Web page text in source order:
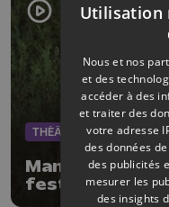
THÉÂTRE
Manon
festival
Utilisation
Nous et nos
et des
accéder à des
et traiter des
votre adresse
des données
des publicités
mesurer les
des insights